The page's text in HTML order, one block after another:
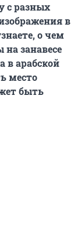
с разных
в
о чем
занавесе
в арабской
место
быть